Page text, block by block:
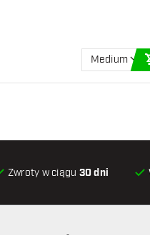
Medium
Zwroty w ciągu 30 dni